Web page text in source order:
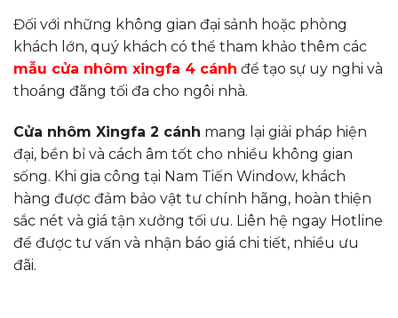
Đối với những không gian đại sảnh hoặc phòng
khách lớn, quý khách có thể tham khảo thêm các
mẫu cửa nhôm xingfa 4 cánh để tạo sự uy nghi và
thoáng đãng tối đa cho ngôi nhà.
Cửa nhôm Xingfa 2 cánh mang lại giải pháp hiện
đại, bền bỉ và cách âm tốt cho nhiều không gian
sống. Khi gia công tại Nam Tiến Window, khách
hàng được đảm bảo vật tư chính hãng, hoàn thiện
sắc nét và giá tận xưởng tối ưu. Liên hệ ngay Hotline
để được tư vấn và nhận báo giá chi tiết, nhiều ưu
đãi.